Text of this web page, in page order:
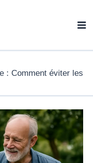
: Comment éviter les